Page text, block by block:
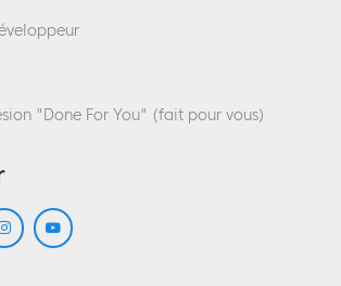
"Done For You" (fait pour vous)